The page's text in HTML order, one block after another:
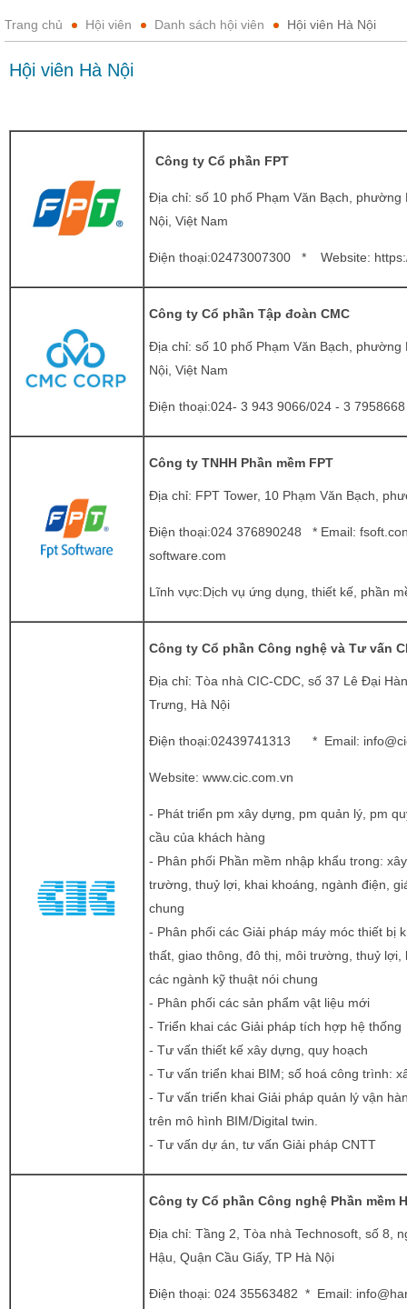
Trang chủ Hội viên Danh sách hội viên Hội viên Hà Nội
Hội viên Hà Nội
Công ty Cổ phần FPT
Địa chỉ: số 10 phố Phạm Văn Bạch,
Nội, Việt Nam
Điện thoại:02473007300 * Website:
Công ty Cổ phần Tập đoàn CMC
Địa chỉ: số 10 phố Phạm Văn Bạch,
Nội, Việt Nam
Điện thoại:024- 3 943 9066/024 - 3
Công ty TNHH Phần mềm FPT
Địa chỉ: FPT Tower, 10 Phạm Văn Bạch,
Điện thoại:024 376890248 * Email:
software.com
Lĩnh vực:Dịch vụ ứng dụng, thiết kế, phần
Công ty Cổ phần Công nghệ và Tư vấn
Địa chỉ: Tòa nhà CIC-CDC, số 37 Lê Đại
Trưng, Hà Nội
Điện thoại:02439741313 * Email:
Website: www.cic.com.vn
- Phát triển pm xây dựng, pm quản lý, pm
cầu của khách hàng
- Phân phối Phần mềm nhập khẩu trong:
trường, thuỷ lợi, khai khoáng, ngành điện,
chung
- Phân phối các Giải pháp máy móc thiết bị
thất, giao thông, đô thị, môi trường, thuỷ
các ngành kỹ thuật nói chung
- Phân phối các sản phẩm vật liệu mới
- Triển khai các Giải pháp tích hợp hệ thống
- Tư vấn thiết kế xây dựng, quy hoạch
- Tư vấn triển khai BIM; số hoá công trình:
- Tư vấn triển khai Giải pháp quản lý vận
trên mô hình BIM/Digital twin.
- Tư vấn dự án, tư vấn Giải pháp CNTT
Công ty Cổ phần Công nghệ Phần mềm
Địa chỉ: Tầng 2, Tòa nhà Technosoft, số 8,
Hậu, Quận Cầu Giấy, TP Hà Nội
Điện thoại: 024 35563482 * Email: